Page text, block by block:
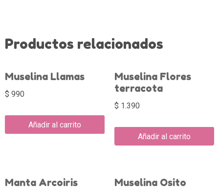
Productos relacionados
Muselina Llamas
$ 990
Añadir al carrito
Muselina Flores
terracota
$ 1.390
Añadir al carrito
Manta Arcoiris Muselina Osito